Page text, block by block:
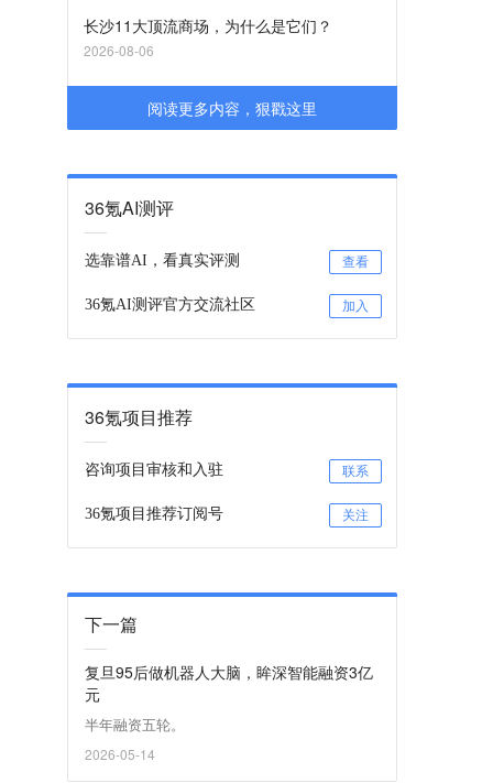
长沙11大顶流商场，为什么是它们？
2026-08-06
阅读更多内容，狠戳这里
36氪AI测评
选靠谱AI，看真实评测 查看
36氪AI测评官方交流社区 加入
36氪项目推荐
咨询项目审核和入驻 联系
36氪项目推荐订阅号 关注
下一篇
复旦95后做机器人大脑，眸深智能融资3亿
元
半年融资五轮。
2026-05-14